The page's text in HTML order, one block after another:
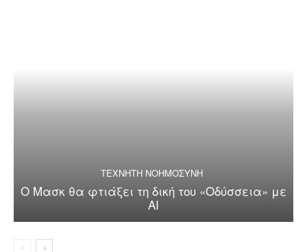
ΤΕΧΝΗΤΗ ΝΟΗΜΟΣΥΝΗ
Ο Μασκ θα φτιάξει τη δική του «Οδύσσεια» με
AI